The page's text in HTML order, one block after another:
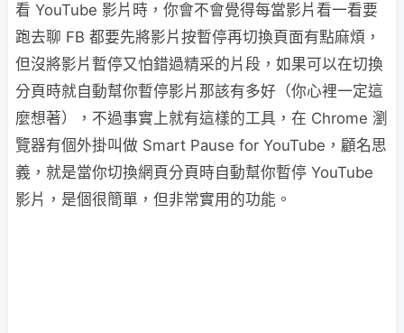
看 YouTube 影片時，你會不會覺得每當影片看一看要
跑去聊 FB 都要先將影片按暫停再切換頁面有點麻煩，
但沒將影片暫停又怕錯過精采的片段，如果可以在切換
分頁時就自動幫你暫停影片那該有多好（你心裡一定這
麼想著），不過事實上就有這樣的工具，在 Chrome 瀏
覽器有個外掛叫做 Smart Pause for YouTube，顧名思
義，就是當你切換網頁分頁時自動幫你暫停 YouTube
影片，是個很簡單，但非常實用的功能。